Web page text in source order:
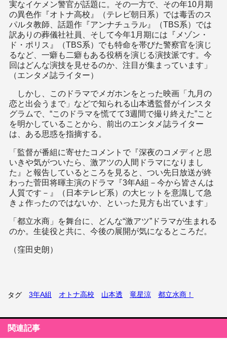
実なイケメン警官が話題に。その一方で、その年10月期
の異色作『オトナ高校』（テレビ朝日系）では毒舌のス
パルタ教師、話題作『アンナチュラル』（TBS系）では
訳ありの葬儀社社員、そして今年1月期には『メゾン・
ド・ポリス』（TBS系）でも特命を帯びた警察官を演じ
るなど、一癖も二癖もある役柄を演じる演技派です。今
回はどんな演技を見せるのか、注目が集まっています」
（エンタメ誌ライター）
しかし、このドラマでメガホンをとった映画「九月の
恋と出会うまで」などで知られる山本透監督がインスタ
グラムで、“このドラマを慌てて3週間で撮り終えた”こと
を明かしていることから、前出のエンタメ誌ライター
は、ある思惑を指摘する。
「監督が番組に寄せたコメントで『深夜のコメディと思
いきや気がついたら、激アツの人間ドラマになりまし
た』と報告しているところを見ると、つい先日放送が終
わった菅田将暉主演のドラマ『3年A組－今から皆さんは
人質です－』（日本テレビ系）の大ヒットを意識して急
きょ作ったのではないか、といった見方も出ています」
「都立水商」を舞台に、どんな“激アツ”ドラマが生まれる
のか。生徒役と共に、今後の展開が気になるところだ。
（窪田史朗）
タグ 3年A組 オトナ高校 山本透 竜星涼 都立水商！
関連記事